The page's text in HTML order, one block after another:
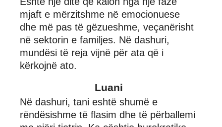
mjaft e mërzitshme në emocionuese
dhe më pas të gëzueshme, veçanërisht
në sektorin e familjes. Në dashuri,
mundësi të reja vijnë për ata që i
kërkojnë ato.
Luani
Në dashuri, tani eshtë shumë e
rëndësishme të flasim dhe të përballemi